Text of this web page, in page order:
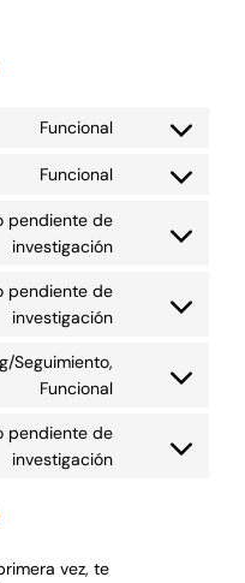
Funcional
Consent
Funcional
Consent
service
pendiente de
investigación
Consent
service
pendiente de
investigación
Consent
service
manager
Seguimiento,
Funcional
Consent
service
pendiente de
investigación
Consent
vez, te